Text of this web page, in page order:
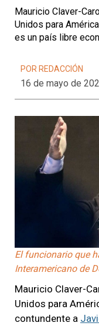
Mauricio Claver-
Unidos para
es un país libre
POR REDACCIÓN
16 de mayo de
El funcionario que
Interamericano de
Mauricio Claver-
Unidos para
contundente a